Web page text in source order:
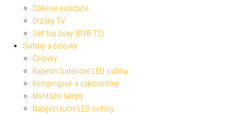
Dálkové ovladače
Držáky TV
Set top boxy (DVB-T2)
Svítilny a čelovky
Čelovky
Kapesní bateriové LED svítilny
Kempingové a cyklosvítilny
Montážní lampy
Nabíjecí ruční LED svítilny